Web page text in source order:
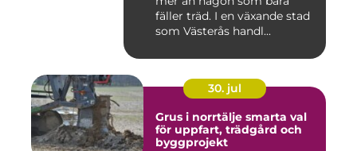
fäller träd. I en växande stad
som Västerås handl...
30. jul
Grus i norrtälje smarta val
för uppfart, trädgård och
byggprojekt